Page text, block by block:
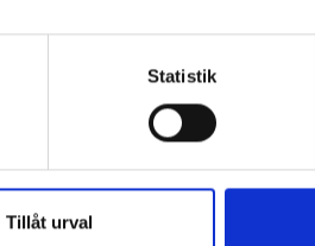
Statistik
Tillåt urval